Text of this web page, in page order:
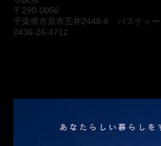
〒290-0056
千葉県市原市五井2448-6 パスティー
0436-26-4712